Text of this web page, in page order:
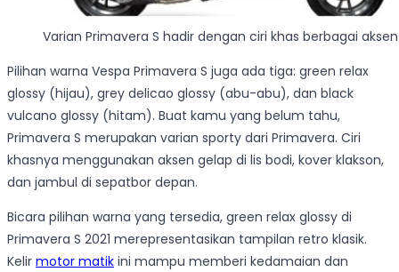
Varian Primavera S hadir dengan ciri khas berbagai
Pilihan warna Vespa Primavera S juga ada tiga: green relax
glossy (hijau), grey delicao glossy (abu-abu), dan black
vulcano glossy (hitam). Buat kamu yang belum tahu,
Primavera S merupakan varian sporty dari Primavera. Ciri
khasnya menggunakan aksen gelap di lis bodi, kover klakson,
dan jambul di sepatbor depan.
Bicara pilihan warna yang tersedia, green relax glossy di
Primavera S 2021 merepresentasikan tampilan retro klasik.
Kelir motor matik ini mampu memberi kedamaian dan